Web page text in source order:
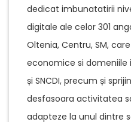
dedicat imbunatatirii
digitale ale celor 301
Oltenia, Centru, SM,
economice si
și SNCDI, precum și
desfasoara activitatea
adapteze la unul dintre